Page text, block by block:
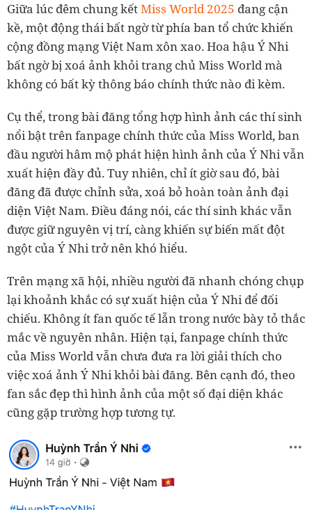
Giữa lúc đêm chung kếtMiss World 2025 đang cận
kề, một động thái bất ngờ từ phía ban tổ chức khiến
cộng đồng mạng Việt Nam xôn xao. Hoa hậu Ý Nhi
bất ngờ bị xoá ảnh khỏi trang chủ Miss World mà
không có bất kỳ thông báo chính thức nào đi kèm.
Cụ thể, trong bài đăng tổng hợp hình ảnh các thí sinh
nổi bật trên fanpage chính thức của Miss World, ban
đầu người hâm mộ phát hiện hình ảnh của Ý Nhi vẫn
xuất hiện đầy đủ. Tuy nhiên, chỉ ít giờ sau đó, bài
đăng đã được chỉnh sửa, xoá bỏ hoàn toàn ảnh đại
diện Việt Nam. Điều đáng nói, các thí sinh khác vẫn
được giữ nguyên vị trí, càng khiến sự biến mất đột
ngột của Ý Nhi trở nên khó hiểu.
Trên mạng xã hội, nhiều người đã nhanh chóng chụp
lại khoảnh khắc có sự xuất hiện của Ý Nhi để đối
chiếu. Không ít fan quốc tế lẫn trong nước bày tỏ thắc
mắc về nguyên nhân. Hiện tại, fanpage chính thức
của Miss World vẫn chưa đưa ra lời giải thích cho
việc xoá ảnh Ý Nhi khỏi bài đăng. Bên cạnh đó, theo
fan sắc đẹp thì hình ảnh của một số đại diện khác
cũng gặp trường hợp tương tự.